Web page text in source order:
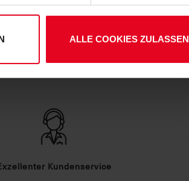
ALLE COOKIES ZULASSEN
Kundenservice